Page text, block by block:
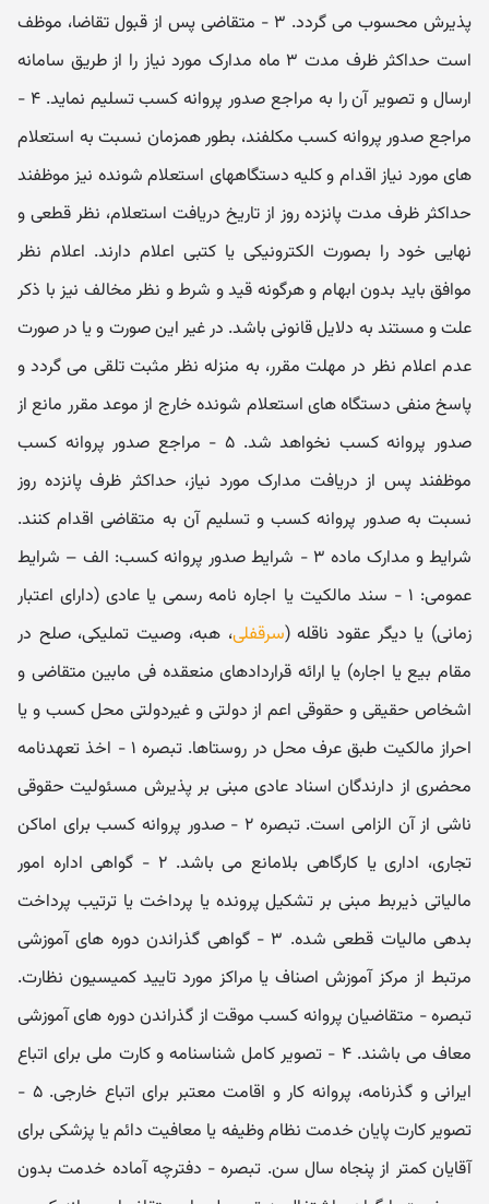
پذیرش محسوب می ‏گردد. ۳ - متقاضی پس از قبول تقاضا، موظف
است حداکثر ظرف مدت ۳ ماه مدارک مورد نیاز را از طریق سامانه
ارسال و تصویر آن را به مراجع صدور پروانه کسب تسلیم نماید. ۴ -
مراجع صدور پروانه کسب مکلفند، بطور همزمان نسبت به استعلام
‏های مورد نیاز اقدام و کلیه دستگاههای استعلام شونده نیز موظفند
حداکثر ظرف مدت پانزده روز از تاریخ دریافت استعلام، نظر قطعی و
نهایی خود را بصورت الکترونیکی یا کتبی اعلام دارند. اعلام نظر
موافق باید بدون ابهام و هرگونه قید و شرط و نظر مخالف نیز با ذکر
علت و مستند به دلایل قانونی باشد. در غیر این صورت و یا در صورت
عدم اعلام نظر در مهلت مقرر، به منزله نظر مثبت تلقی می گردد و
پاسخ منفی دستگاه‏ های استعلام شونده خارج از موعد مقرر مانع از
صدور پروانه کسب نخواهد شد. ۵ - مراجع صدور پروانه کسب
موظفند پس از دریافت مدارک مورد نیاز، حداکثر ظرف پانزده روز
نسبت به صدور پروانه کسب و تسلیم آن به متقاضی اقدام کنند.
شرایط و مدارک ماده ۳ - شرایط صدور پروانه کسب: الف – شرایط
عمومی: ۱ - سند مالکیت یا اجاره نامه رسمی یا عادی (دارای اعتبار
زمانی) یا دیگر عقود ناقله (سرقفلی، هبه، وصیت تملیکی، صلح در
مقام بیع یا اجاره) یا ارائه قراردادهای منعقده فی مابین متقاضی و
اشخاص حقیقی و حقوقی اعم از دولتی و غیردولتی محل کسب و یا
احراز مالکیت طبق عرف محل در روستاها. تبصره ۱ - اخذ تعهدنامه
محضری از دارندگان اسناد عادی مبنی بر پذیرش مسئولیت حقوقی
ناشی از آن الزامی است. تبصره ۲ - صدور پروانه کسب برای اماکن
تجاری، اداری یا کارگاهی بلامانع می باشد. ۲ - گواهی اداره امور
مالیاتی ذیربط مبنی بر تشکیل پرونده یا پرداخت یا ترتیب پرداخت
بدهی مالیات قطعی شده. ۳ - گواهی گذراندن دوره‏ های آموزشی
مرتبط از مرکز آموزش اصناف یا مراکز مورد تایید کمیسیون نظارت.
تبصره - متقاضیان پروانه کسب موقت از گذراندن دوره‏ های آموزشی
معاف می ‏باشند. ۴ - تصویر کامل شناسنامه و کارت ملی برای اتباع
ایرانی و گذرنامه، پروانه کار و اقامت معتبر برای اتباع خارجی. ۵ -
تصویر کارت پایان خدمت نظام وظیفه یا معافیت دائم یا پزشکی برای
آقایان کمتر از پنجاه سال سن. تبصره - دفترچه آماده خدمت بدون